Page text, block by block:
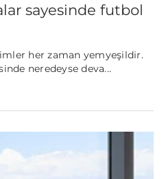
sayesinde futbol
her zaman yemyeşildir.
neredeyse deva...